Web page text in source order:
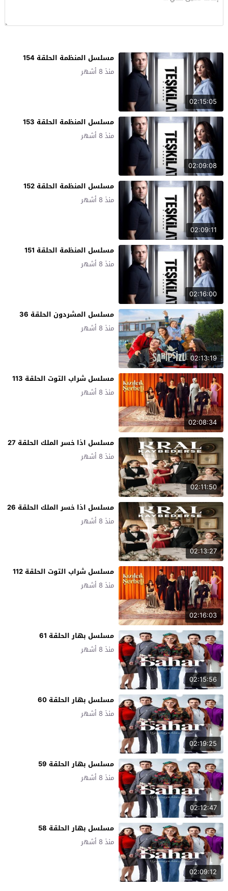
02:15:05
مسلسل المنظمة الحلقة 154
منذ 8 أشهر
02:09:08
مسلسل المنظمة الحلقة 153
منذ 8 أشهر
02:09:11
مسلسل المنظمة الحلقة 152
منذ 8 أشهر
02:16:00
مسلسل المنظمة الحلقة 151
منذ 8 أشهر
02:13:19
مسلسل المشردون الحلقة 36
منذ 8 أشهر
02:08:34
مسلسل شراب التوت الحلقة 113
منذ 8 أشهر
02:11:50
مسلسل اذا خسر الملك الحلقة 27
منذ 8 أشهر
02:13:27
مسلسل اذا خسر الملك الحلقة 26
منذ 8 أشهر
02:16:03
مسلسل شراب التوت الحلقة 112
منذ 8 أشهر
02:15:56
مسلسل بهار الحلقة 61
منذ 8 أشهر
02:19:25
مسلسل بهار الحلقة 60
منذ 8 أشهر
02:12:47
مسلسل بهار الحلقة 59
منذ 8 أشهر
02:09:12
مسلسل بهار الحلقة 58
منذ 8 أشهر